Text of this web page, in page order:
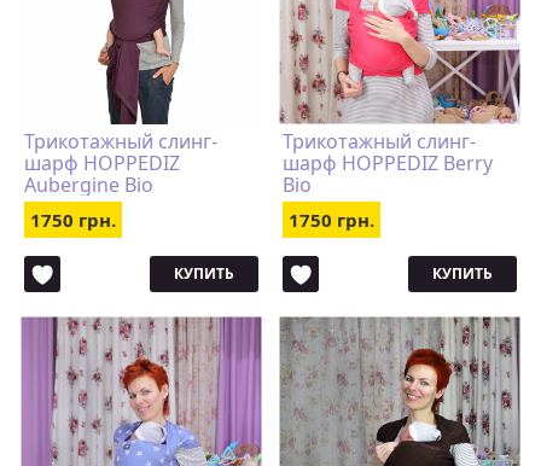
Трикотажный слинг-
шарф HOPPEDIZ
Aubergine Bio
1750 грн.
КУПИТЬ
Трикотажный слинг-
шарф HOPPEDIZ Berry
Bio
1750 грн.
КУПИТЬ